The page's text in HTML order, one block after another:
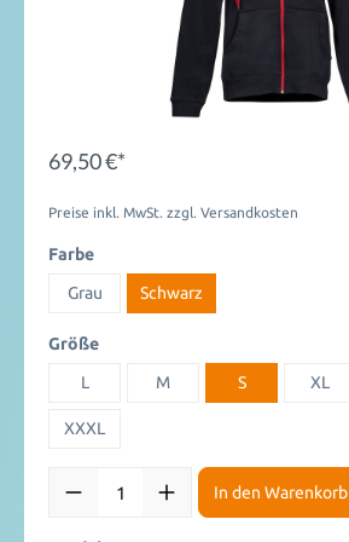
69,50 €*
Preise inkl. MwSt. zzgl. Versandkosten
Farbe
Grau
Schwarz
Größe
L
M S XL
XXXL
In den Warenkorb